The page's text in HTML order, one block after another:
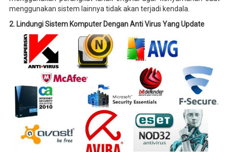
menggunakan sistem lainnya tidak akan terjadi kendala.
2. Lindungi Sistem Komputer Dengan Anti Virus Yang Update